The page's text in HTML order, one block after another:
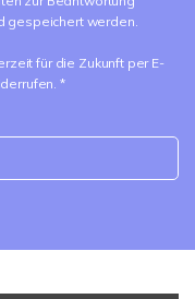
gespeichert werden.
für die Zukunft per E-
*